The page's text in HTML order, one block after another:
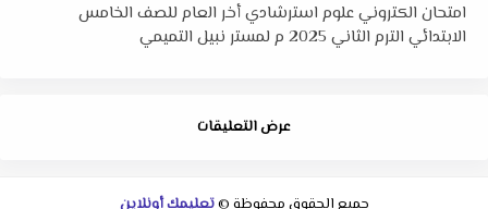
امتحان الكتروني علوم استرشادي أخر العام للصف الخامس
الابتدائي الترم الثاني 2025 م لمستر نبيل التميمي
عرض التعليقات